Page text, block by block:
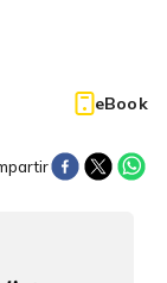
eBook